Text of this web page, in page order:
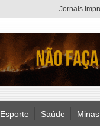
Jornais
Esporte Saúde Minas